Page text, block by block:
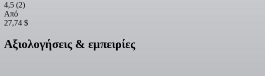
4,5 (2)
Από
27,74 $
Αξιολογήσεις & εμπειρίες